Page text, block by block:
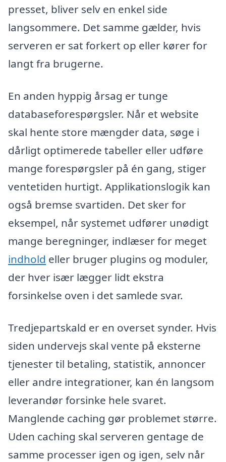
presset, bliver selv en enkel side
langsommere. Det samme gælder, hvis
serveren er sat forkert op eller kører for
langt fra brugerne.
En anden hyppig årsag er tunge
databaseforespørgsler. Når et website
skal hente store mængder data, søge i
dårligt optimerede tabeller eller udføre
mange forespørgsler på én gang, stiger
ventetiden hurtigt. Applikationslogik kan
også bremse svartiden. Det sker for
eksempel, når systemet udfører unødigt
mange beregninger, indlæser for meget
indhold eller bruger plugins og moduler,
der hver især lægger lidt ekstra
forsinkelse oven i det samlede svar.
Tredjepartskald er en overset synder. Hvis
siden undervejs skal vente på eksterne
tjenester til betaling, statistik, annoncer
eller andre integrationer, kan én langsom
leverandør forsinke hele svaret.
Manglende caching gør problemet større.
Uden caching skal serveren gentage de
samme processer igen og igen, selv når